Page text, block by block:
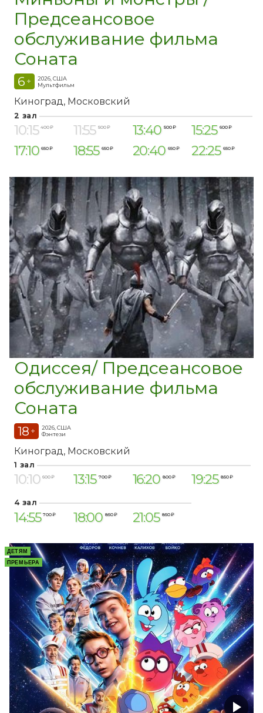
Предсеансовое
обслуживание фильма
Соната
6 +
2026, США
Мультфильм
Киноград Московский
2 зал
10:15 400 ₽ 11:55 500 ₽ 13:40 500 ₽ 15:25 600 ₽
17:10 650 ₽ 18:55 650 ₽ 20:40 650 ₽ 22:25 650 ₽
Одиссея/ Предсеансовое
обслуживание фильма
Соната
18 +
2026, США
Фэнтези
Киноград Московский
1 зал
10:10 600 ₽ 13:15 700 ₽ 16:20 800 ₽ 19:25 850 ₽
4 зал
14:55 700 ₽ 18:00 850 ₽ 21:05 850 ₽
ДЕТЯМ
ПРЕМЬЕРА